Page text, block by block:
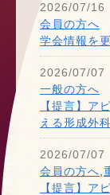
2026/07/16
会員の方へ
学会情報を
2026/07/07
一般の方へ
【提言】ア
える形成外
2026/07/07
会員の方へ
【提言】ア